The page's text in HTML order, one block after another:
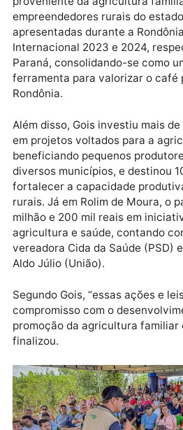
Cássio Gois tem se
com o desenvolvimento
sendo autor de leis que
incentivam a produção de
pela Lei 5566/2023, que
de Incentivo à Produção de
prioriza a aquisição de café
torrado moído da espécie
proveniente da agricultura
empreendedores rurais do
apresentadas durante a
Internacional 2023 e 2024,
Paraná, consolidando-se
ferramenta para valorizar o
Rondônia.
Além disso, Gois investiu
em projetos voltados para a
beneficiando pequenos
fortalecer a capacidade
rurais. Já em Rolim de
milhão e 200 mil reais em
agricultura e saúde,